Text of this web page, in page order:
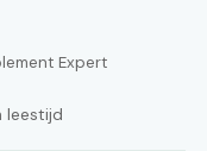
Expert
leestijd